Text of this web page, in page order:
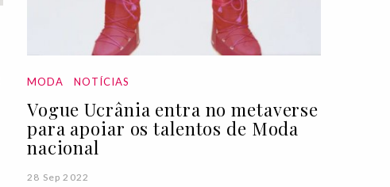
MODA NOTÍCIAS
Vogue Ucrânia entra no metaverse
para apoiar os talentos de Moda
nacional
28 Sep 2022